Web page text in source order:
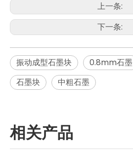
上一条:
下一条:
振动成型石墨块 0.8mm石墨
石墨块
中粗石墨
相关产品